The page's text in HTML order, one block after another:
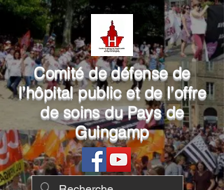
Comité de défense de
l’hôpital public et de l’offre
de soins du Pays de
Guingamp